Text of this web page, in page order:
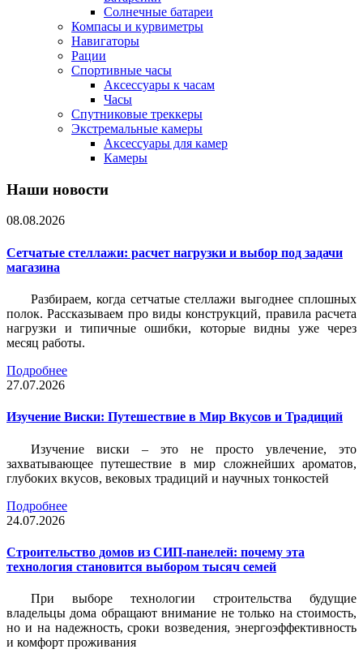
Солнечные батареи
Компасы и курвиметры
Навигаторы
Рации
Спортивные часы
Аксессуары к часам
Часы
Спутниковые треккеры
Экстремальные камеры
Аксессуары для камер
Камеры
Наши новости
08.08.2026
Сетчатые стеллажи: расчет нагрузки и выбор под задачи
магазина
Разбираем, когда сетчатые стеллажи выгоднее сплошных
полок. Рассказываем про виды конструкций, правила расчета
нагрузки и типичные ошибки, которые видны уже через
месяц работы.
Подробнее
27.07.2026
Изучение Виски: Путешествие в Мир Вкусов и Традиций
Изучение виски – это не просто увлечение, это
захватывающее путешествие в мир сложнейших ароматов,
глубоких вкусов, вековых традиций и научных тонкостей
Подробнее
24.07.2026
Строительство домов из СИП-панелей: почему эта
технология становится выбором тысяч семей
При выборе технологии строительства будущие
владельцы дома обращают внимание не только на стоимость,
но и на надежность, сроки возведения, энергоэффективность
и комфорт проживания